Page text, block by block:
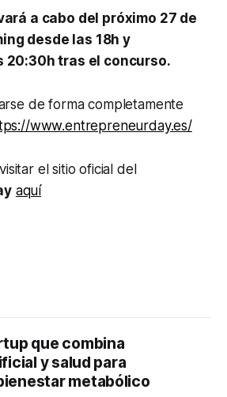
a cabo del próximo 27 de
desde las 18h y
20:30h tras el concurso.
de forma completamente
www.entrepreneurday.es/
el sitio oficial del
aquí
que combina
y salud para
metabólico